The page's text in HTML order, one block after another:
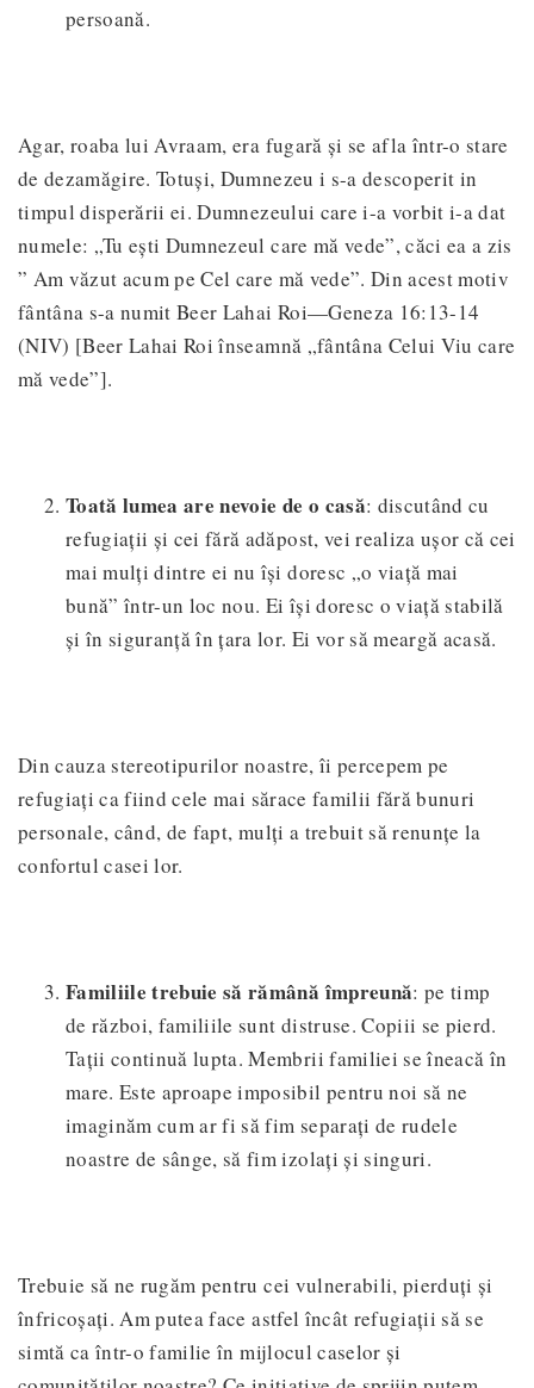
persoană.
Agar, roaba lui Avraam, era fugară și se afla într-o stare
de dezamăgire. Totuși, Dumnezeu i s-a descoperit in
timpul disperării ei. Dumnezeului care i-a vorbit i-a dat
numele: „Tu ești Dumnezeul care mă vede”, căci ea a zis
” Am văzut acum pe Cel care mă vede”. Din acest motiv
fântâna s-a numit Beer Lahai Roi—Geneza 16:13-14
(NIV) [Beer Lahai Roi înseamnă „fântâna Celui Viu care
mă vede”].
Toată lumea are nevoie de o casă: discutând cu
refugiații și cei fără adăpost, vei realiza ușor că cei
mai mulți dintre ei nu își doresc „o viață mai
bună” într-un loc nou. Ei își doresc o viață stabilă
și în siguranță în țara lor. Ei vor să meargă acasă.
Din cauza stereotipurilor noastre, îi percepem pe
refugiați ca fiind cele mai sărace familii fără bunuri
personale, când, de fapt, mulți a trebuit să renunțe la
confortul casei lor.
Familiile trebuie să rămână împreună: pe timp
de război, familiile sunt distruse. Copiii se pierd.
Tații continuă lupta. Membrii familiei se îneacă în
mare. Este aproape imposibil pentru noi să ne
imaginăm cum ar fi să fim separați de rudele
noastre de sânge, să fim izolați și singuri.
Trebuie să ne rugăm pentru cei vulnerabili, pierduți și
înfricoșați. Am putea face astfel încât refugiații să se
simtă ca într-o familie în mijlocul caselor și